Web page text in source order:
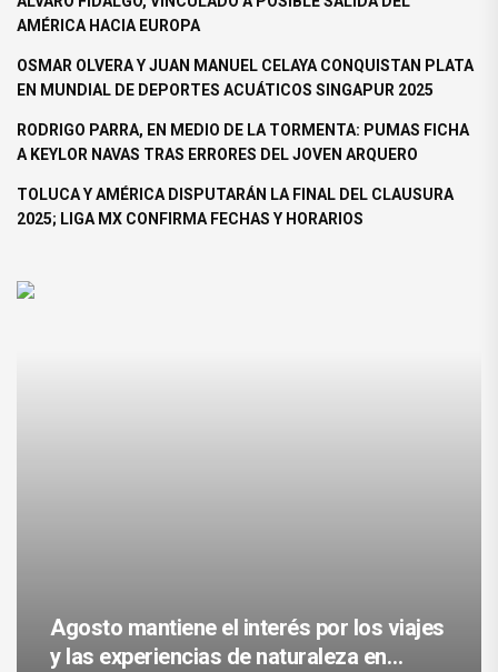
AMÉRICA HACIA EUROPA
OSMAR OLVERA Y JUAN MANUEL CELAYA CONQUISTAN PLATA
EN MUNDIAL DE DEPORTES ACUÁTICOS SINGAPUR 2025
RODRIGO PARRA, EN MEDIO DE LA TORMENTA: PUMAS FICHA
A KEYLOR NAVAS TRAS ERRORES DEL JOVEN ARQUERO
TOLUCA Y AMÉRICA DISPUTARÁN LA FINAL DEL CLAUSURA
2025; LIGA MX CONFIRMA FECHAS Y HORARIOS
Agosto mantiene el interés por los viajes
y las experiencias de naturaleza en